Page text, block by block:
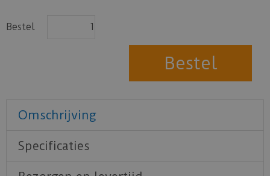
Bestel
Omschrijving
Specificaties